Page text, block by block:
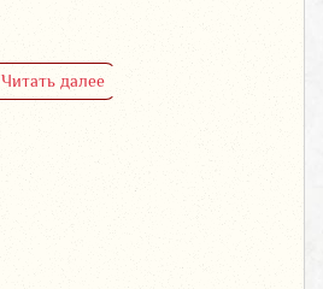
Читать далее